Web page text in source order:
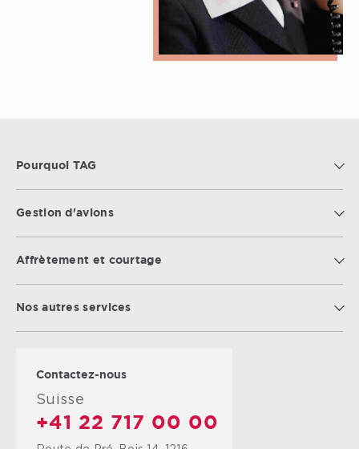
Pourquoi TAG
Gestion d'avions
Affrètement et courtage
Nos autres services
Contactez-nous
Suisse
+41 22 717 00 00